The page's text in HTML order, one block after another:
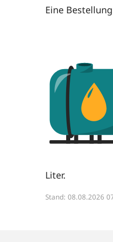
Eine
Liter.
Stand: 08.08.2026